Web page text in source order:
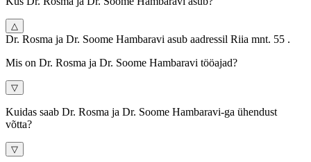
△
Dr. Rosma ja Dr. Soome Hambaravi asub aadressil Riia mnt. 55 .
Mis on Dr. Rosma ja Dr. Soome Hambaravi tööajad?
▽
Kuidas saab Dr. Rosma ja Dr. Soome Hambaravi-ga ühendust
võtta?
▽